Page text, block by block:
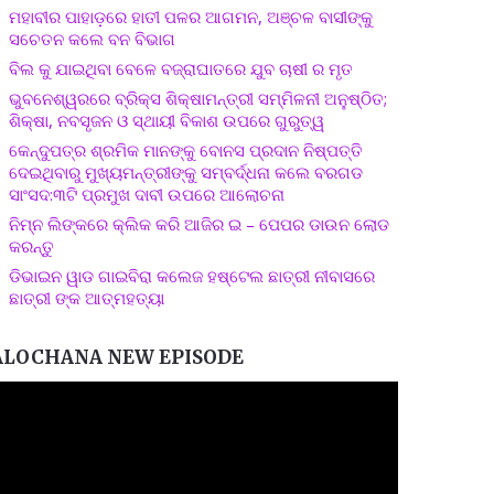
ମହାବୀର ପାହାଡ଼ରେ ହାତୀ ପଳର ଆଗମନ, ଅଞ୍ଚଳ ବାସୀଙ୍କୁ
ସଚେତନ କଲେ ବନ ବିଭାଗ
ବିଲ କୁ ଯାଇଥିବା ବେଳେ ବଜ୍ରାଘାତରେ ଯୁବ ଚାଷୀ ର ମୃତ
ଭୁବନେଶ୍ୱରରେ ବ୍ରିକ୍ସ ଶିକ୍ଷାମନ୍ତ୍ରୀ ସମ୍ମିଳନୀ ଅନୁଷ୍ଠିତ;
ଶିକ୍ଷା, ନବସୃଜନ ଓ ସ୍ଥାୟୀ ବିକାଶ ଉପରେ ଗୁରୁତ୍ୱ
କେନ୍ଦୁପତ୍ର ଶ୍ରମିକ ମାନଙ୍କୁ ବୋନସ ପ୍ରଦାନ ନିଷ୍ପତ୍ତି
ଦେଇଥିବାରୁ ମୁଖ୍ୟମନ୍ତ୍ରୀଙ୍କୁ ସମ୍ବର୍ଦ୍ଧନା କଲେ ବରଗଡ
ସାଂସଦ:୩ଟି ପ୍ରମୁଖ ଦାବୀ ଉପରେ ଆଲୋଚନା
ନିମ୍ନ ଲିଙ୍କରେ କ୍ଲିକ କରି ଆଜିର ଇ – ପେପର ଡାଉନ ଲୋଡ
କରନ୍ତୁ
ଡିଭାଇନ ୱାଡ ଗାଇବିରା କଲେଜ ହଷ୍ଟେଲ ଛାତ୍ରୀ ନୀବାସରେ
ଛାତ୍ରୀ ଙ୍କ ଆତ୍ମହତ୍ୟା
NEW EPISODE